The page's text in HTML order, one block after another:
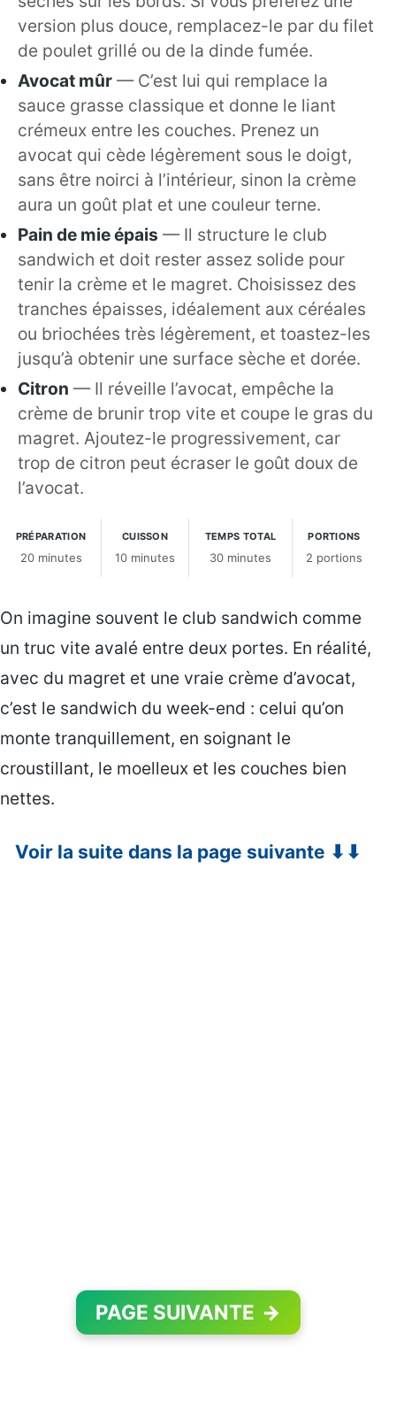
version plus douce, remplacez-le par du filet
de poulet grillé ou de la dinde fumée.
Avocat mûr — C’est lui qui remplace la
sauce grasse classique et donne le liant
crémeux entre les couches. Prenez un
avocat qui cède légèrement sous le doigt,
sans être noirci à l’intérieur, sinon la crème
aura un goût plat et une couleur terne.
Pain de mie épais — Il structure le club
sandwich et doit rester assez solide pour
tenir la crème et le magret. Choisissez des
tranches épaisses, idéalement aux céréales
ou briochées très légèrement, et toastez-les
jusqu’à obtenir une surface sèche et dorée.
Citron — Il réveille l’avocat, empêche la
crème de brunir trop vite et coupe le gras du
magret. Ajoutez-le progressivement, car
trop de citron peut écraser le goût doux de
l’avocat.
PRÉPARATION
20 minutes
CUISSON
10 minutes
TEMPS TOTAL
30 minutes
PORTIONS
2 portions
On imagine souvent le club sandwich comme
un truc vite avalé entre deux portes. En réalité,
avec du magret et une vraie crème d’avocat,
c’est le sandwich du week-end : celui qu’on
monte tranquillement, en soignant le
croustillant, le moelleux et les couches bien
nettes.
Voir la suite dans la page suivante ⬇⬇
PAGE SUIVANTE →